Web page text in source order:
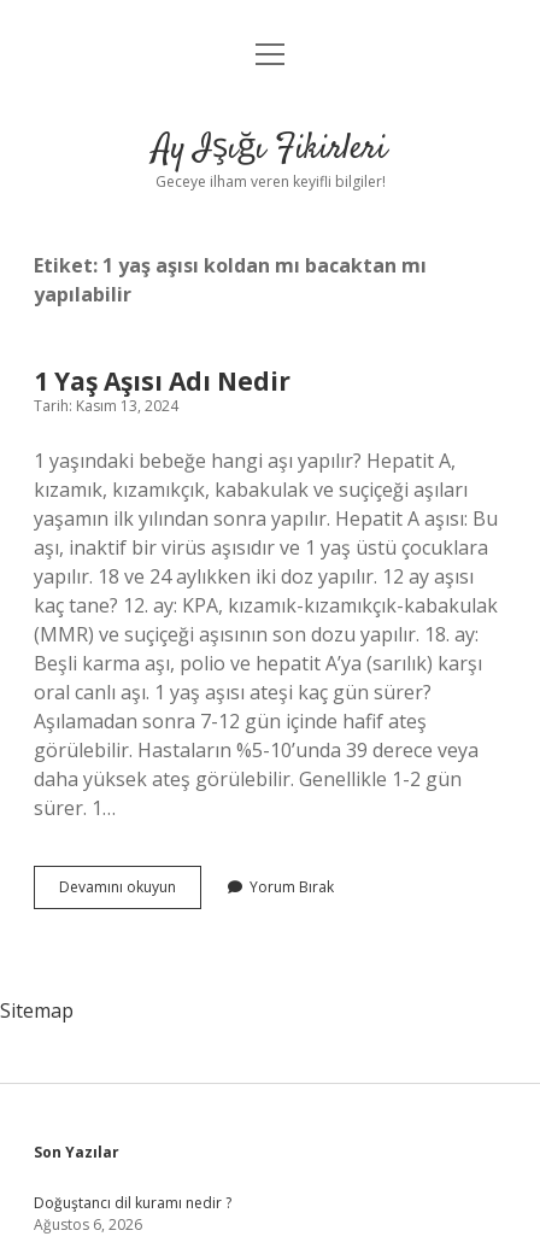
Anasayfa
Yasal Uyarı
menüyü
Ay Işığı Fikirleri
Geceye ilham veren keyifli bilgiler!
Etiket: 1 yaş aşısı koldan mı bacaktan mı
yapılabilir
1 Yaş Aşısı Adı Nedir
Tarih: Kasım 13, 2024
1 yaşındaki bebeğe hangi aşı yapılır? Hepatit A,
kızamık, kızamıkçık, kabakulak ve suçiçeği aşıları
yaşamın ilk yılından sonra yapılır. Hepatit A aşısı: Bu
aşı, inaktif bir virüs aşısıdır ve 1 yaş üstü çocuklara
yapılır. 18 ve 24 aylıkken iki doz yapılır. 12 ay aşısı
kaç tane? 12. ay: KPA, kızamık-kızamıkçık-kabakulak
(MMR) ve suçiçeği aşısının son dozu yapılır. 18. ay:
Beşli karma aşı, polio ve hepatit A’ya (sarılık) karşı
oral canlı aşı. 1 yaş aşısı ateşi kaç gün sürer?
Aşılamadan sonra 7-12 gün içinde hafif ateş
görülebilir. Hastaların %5-10’unda 39 derece veya
daha yüksek ateş görülebilir. Genellikle 1-2 gün
sürer. 1…
Devamını okuyun
Yaş
Yorum Bırak
Sitemap
Sidebar
Son Yazılar
Doğuştancı dil kuramı nedir ?
Ağustos 6, 2026